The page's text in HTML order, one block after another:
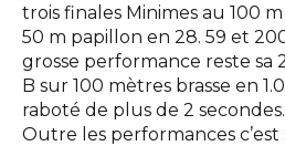
trois finales Minimes au 100
50 m papillon en 28. 59 et
grosse performance reste sa
B sur 100 mètres brasse en
raboté de plus de 2 secondes.
Outre les performances